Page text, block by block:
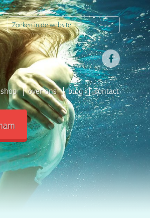
shop over ons blog contact